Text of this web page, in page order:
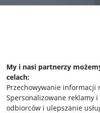
My i nasi partnerzy
celach:
Przechowywanie
Spersonalizowane reklamy
odbiorców i ulepszanie